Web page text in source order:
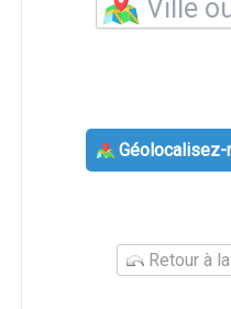
Géolocalisez-
Retour à